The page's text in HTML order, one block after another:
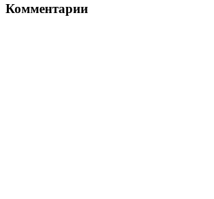
Комментарии